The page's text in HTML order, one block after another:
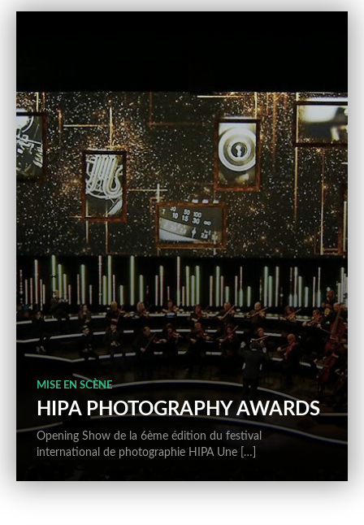
MISE EN SCÈNE
HIPA PHOTOGRAPHY AWARDS
Opening Show de la 6ème édition du festival
international de photographie HIPA Une […]